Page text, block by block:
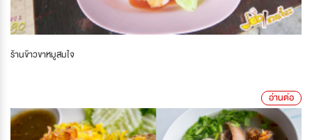
ร้านข้าวขาหมูสมใจ
อ่านต่อ